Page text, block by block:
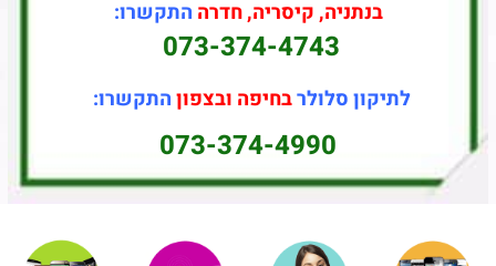
בנתניה, קיסריה, חדרה התקשרו:
073-374-4743
לתיקון סלולרבחיפה ובצפוןהתקשרו:
073-374-4990